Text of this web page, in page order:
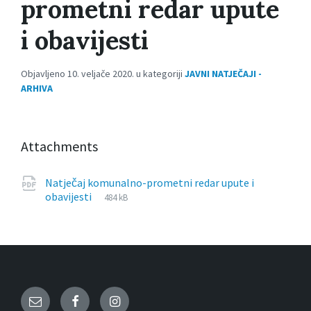
prometni redar upute
i obavijesti
Objavljeno 10. veljače 2020. u kategoriji JAVNI NATJEČAJI -
ARHIVA
Attachments
Natječaj komunalno-prometni redar upute i
obavijesti
File
pdf
File
484 kB
Email FacebookInstagram